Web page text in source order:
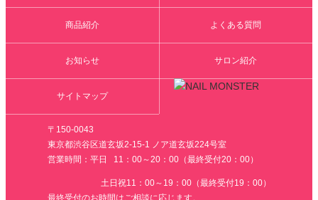
商品紹介 よくある質問
お知らせ サロン紹介
サイトマップ
〒150-0043
東京都渋谷区道玄坂2-15-1 ノア道玄坂224号室
営業時間：平日 11：00～20：00（最終受付20：00）
土日祝11：00～19：00（最終受付19：00）
最終受付のお時間はご相談に応じます。